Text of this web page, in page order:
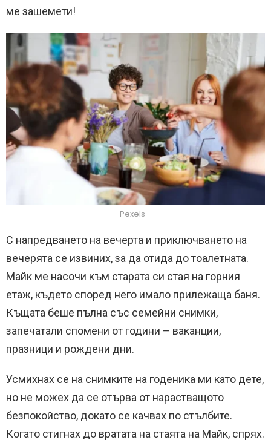
ме зашемети!
Pexels
С напредването на вечерта и приключването на
вечерята се извиних, за да отида до тоалетната.
Майк ме насочи към старата си стая на горния
етаж, където според него имало прилежаща баня.
Къщата беше пълна със семейни снимки,
запечатали спомени от години – ваканции,
празници и рождени дни.
Усмихнах се на снимките на годеника ми като дете,
но не можех да се отърва от нарастващото
безпокойство, докато се качвах по стълбите.
Когато стигнах до вратата на стаята на Майк, спрях.